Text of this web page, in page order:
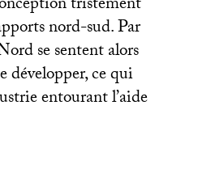
nord-sud. Par
se sentent alors
développer, ce qui
entourant l’aide